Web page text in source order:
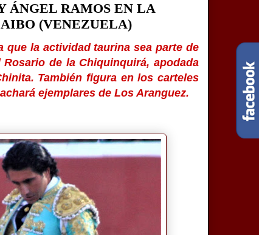
ÁNGEL RAMOS EN LA
(VENEZUELA)
que la actividad taurina sea parte de
de la Chiquinquirá, apodada
También figura en los carteles
ejemplares de Los Aranguez.